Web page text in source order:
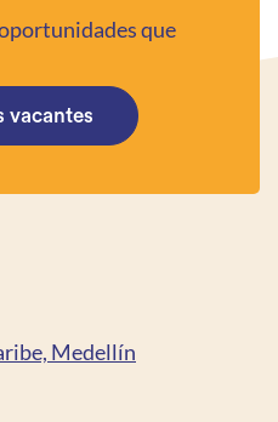
que
vacantes
Medellín